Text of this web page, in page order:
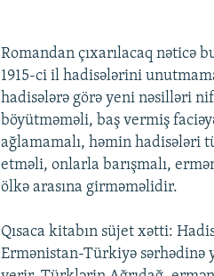
Romandan çıxarılacaq nəticə
1915-ci il hadisələrini
hadisələrə görə yeni nəsilləri
böyütməməli, baş vermiş
ağlamamalı, həmin hadisələri
etməli, onlarla barışmalı,
ölkə arasına girməməlidir.
Qısaca kitabın süjet xətti:
Ermənistan-Türkiyə sərhədinə